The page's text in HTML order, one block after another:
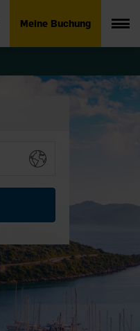
Meine Buchung